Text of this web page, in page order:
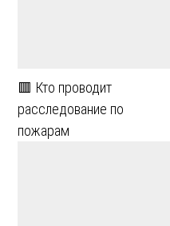
🟥 Кто проводит
расследование по
пожарам